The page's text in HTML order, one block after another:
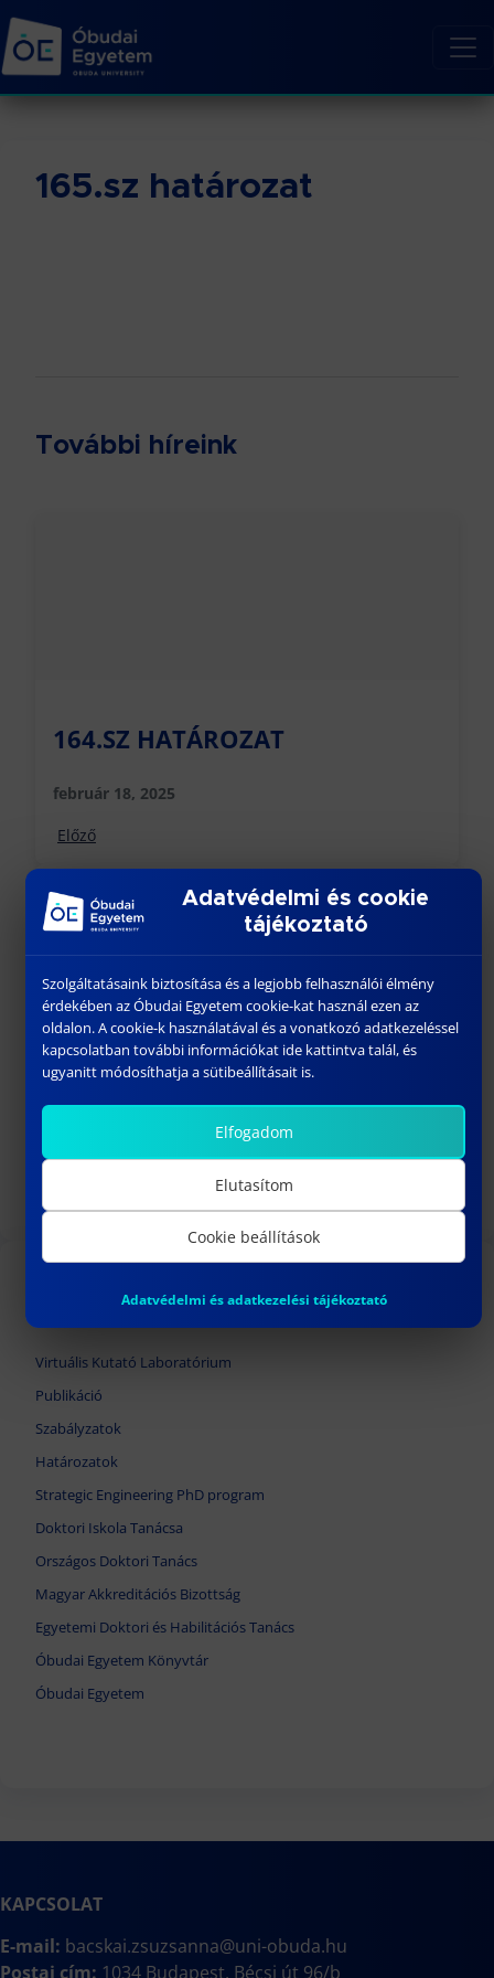
165.sz határozat
További híreink
164.SZ HATÁROZAT
február 18, 2025
Előző
166.SZ HATÁROZAT
TOVÁBBI LINKEK
Virtuális Kutató Laboratórium
Publikáció
Szabályzatok
Határozatok
Strategic Engineering PhD program
Doktori Iskola Tanácsa
Országos Doktori Tanács
Magyar Akkreditációs Bizottság
Egyetemi Doktori és Habilitációs Tanács
Óbudai Egyetem Könyvtár
Óbudai Egyetem
KAPCSOLAT
E-mail: bacskai.zsuzsanna@uni-obuda.hu
Postai cím: 1034 Budapest, Bécsi út 96/b
Adatvédelmi és cookie
tájékoztató
Szolgáltatásaink biztosítása és a legjobb felhasználói élmény
érdekében az Óbudai Egyetem cookie-kat használ ezen az
oldalon. A cookie-k használatával és a vonatkozó adatkezeléssel
kapcsolatban további információkat ide kattintva talál, és
ugyanitt módosíthatja a sütibeállításait is.
Elfogadom
Elutasítom
Cookie beállítások
Adatvédelmi és adatkezelési tájékoztató